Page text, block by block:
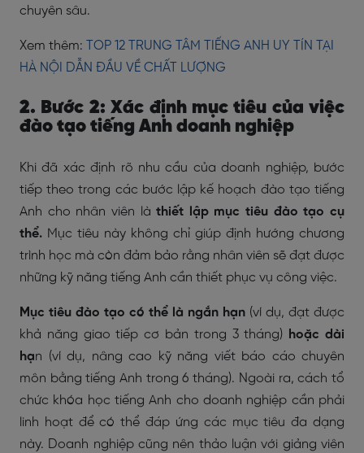
chuyên sâu.
Xem thêm:
TOP 12 TRUNG TÂM TIẾNG ANH UY TÍN TẠI
HÀ NỘI DẪN ĐẦU VỀ CHẤT LƯỢNG
2. Bước 2: Xác định mục tiêu của việc
đào tạo tiếng Anh doanh nghiệp
Khi đã xác định rõ nhu cầu của doanh nghiệp, bước
tiếp theo trong các bước lập kế hoạch đào tạo tiếng
Anh cho nhân viên làthiết lập mục tiêu đào tạo cụ
thể. Mục tiêu này không chỉ giúp định hướng chương
trình học mà còn đảm bảo rằng nhân viên sẽ đạt được
những kỹ năng tiếng Anh cần thiết phục vụ công việc.
Mục tiêu đào tạo có thể là ngắn hạn (ví dụ, đạt được
khả năng giao tiếp cơ bản trong 3 tháng) hoặc dài
hạn (ví dụ, nâng cao kỹ năng viết báo cáo chuyên
môn bằng tiếng Anh trong 6 tháng). Ngoài ra, cách tổ
chức khóa học tiếng Anh cho doanh nghiệp cần phải
linh hoạt để có thể đáp ứng các mục tiêu đa dạng
này. Doanh nghiệp cũng nên thảo luận với giảng viên